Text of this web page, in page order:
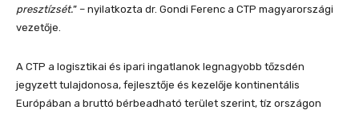
presztízsét.” – nyilatkozta dr. Gondi Ferenc a CTP magyarországi
vezetője.
A CTP a logisztikai és ipari ingatlanok legnagyobb tőzsdén
jegyzett tulajdonosa, fejlesztője és kezelője kontinentális
Európában a bruttó bérbeadható terület szerint, tíz országon